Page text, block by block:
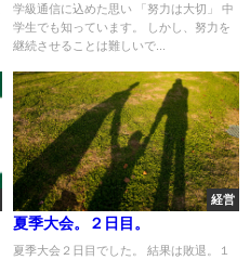
学級通信に込めた思い 「努力は大切」 中
学生でも知っています。 しかし、努力を
継続させることは難しいで...
経営
夏季大会。２日目。
夏季大会２日目でした。 結果は敗退。１